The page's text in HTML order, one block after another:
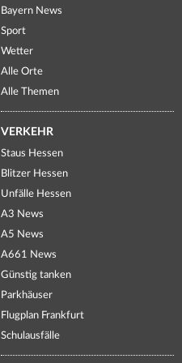
Bayern News
Sport
Wetter
Alle Orte
Alle Themen
VERKEHR
Staus Hessen
Blitzer Hessen
Unfälle Hessen
A3 News
A5 News
A661 News
Günstig tanken
Parkhäuser
Flugplan Frankfurt
Schulausfälle